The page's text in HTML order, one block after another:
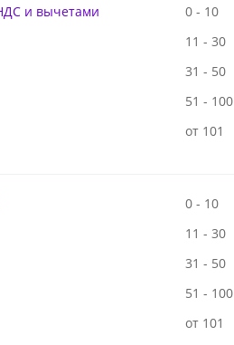
и вычетами
0 - 10
11 - 30
31 - 50
51 - 100
от 101
0 - 10
11 - 30
31 - 50
51 - 100
от 101